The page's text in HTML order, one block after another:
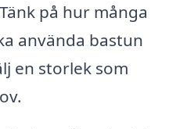
på hur många
använda bastun
en storlek som